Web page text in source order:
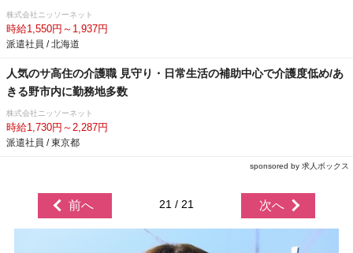
株式会社ニッソーネット
時給1,550円～1,937円
派遣社員 / 北海道
人気のサ高住の介護職 見守り・日常生活の補助中心で介護度低め/あ
きる野市内に勤務地多数
株式会社ニッソーネット
時給1,730円～2,287円
派遣社員 / 東京都
sponsored by 求人ボックス
前へ 21 / 21 次へ